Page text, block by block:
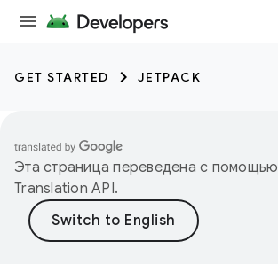
GET STARTED JETPACK
Эта страница переведена с помощью
Translation API.